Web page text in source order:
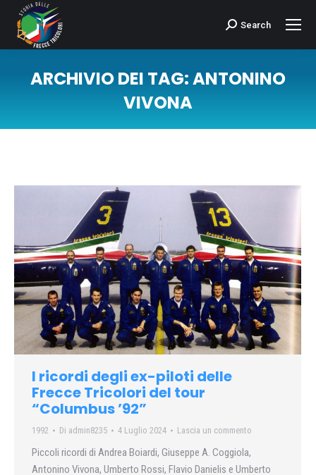
Cerca:Search
ARCHIVIO DEI TAG:ANTONINO
VIVONA
I ricordi degli ex-piloti delle
Frecce Tricolori del tour
“Columbus ’92”
1992 Di admin8235 4 Luglio 2024 Lascia un commento
Piccoli ricordi di Andrea Boiardi, Giuseppe A. Coggiola,
Antonino Vivona, Umberto Rossi, Flavio Danielis e Umberto